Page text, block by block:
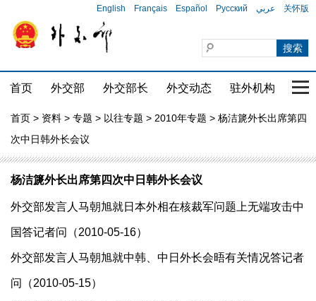
English Français Español Русский عربي 关怀版
首页 外交部 外交部长 外交动态 驻外机构 国
首页 > 资料 > 专题 > 以往专题 > 2010年专题 > 杨洁篪外长出席第四
次中日韩外长会议
杨洁篪外长出席第四次中日韩外长会议
外交部发言人马朝旭就日本外相在核裁军问题上无端攻击中
国答记者问（2010-05-16）
外交部发言人马朝旭就中韩、中日外长会晤有关情况答记者
问（2010-05-15）